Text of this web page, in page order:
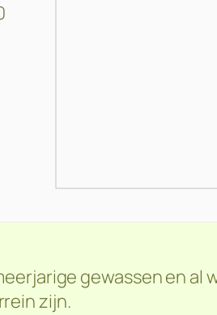
gewassen en
zijn.